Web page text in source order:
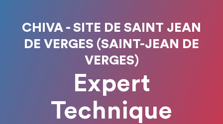
CHIVA - SITE DE SAINT JEAN
DE VERGES (SAINT-JEAN DE
VERGES)
Expert
Technique